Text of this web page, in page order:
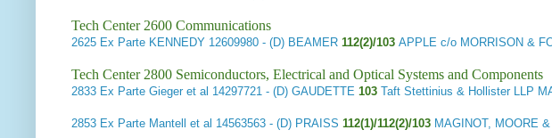
Tech Center 2600 Communications
2625 Ex Parte KENNEDY 12609980 - (D) BEAMER 112(2)/103 APPLE c/o MORRISON &
Tech Center 2800 Semiconductors, Electrical and Optical Systems and Components
2833 Ex Parte Gieger et al 14297721 - (D) GAUDETTE 103 Taft Stettinius & Hollister LLP
2853 Ex Parte Mantell et al 14563563 - (D) PRAISS 112(1)/112(2)/103 MAGINOT, MOORE